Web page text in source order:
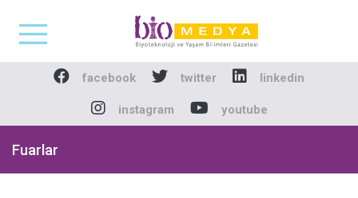
Biomedya -
facebook twitter linkedin
instagram youtube
Fuarlar